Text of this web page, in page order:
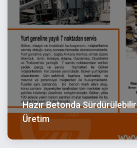
Hazır Betonda Sürdürülebilir
Üretim